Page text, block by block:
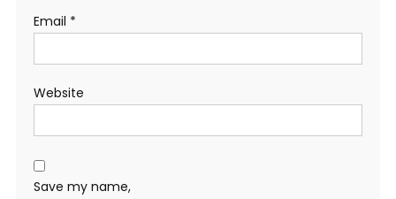
Email *
Website
Save my name,